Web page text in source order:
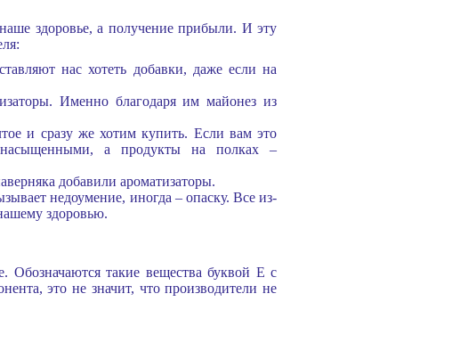
здоровье, а получение прибыли. И эту
нас хотеть добавки, даже если на
Именно благодаря им майонез из
и сразу же хотим купить. Если вам это
а продукты на полках –
добавили ароматизаторы.
недоумение, иногда – опаску. Все из-
здоровью.
такие вещества буквой E с
это не значит, что производители не